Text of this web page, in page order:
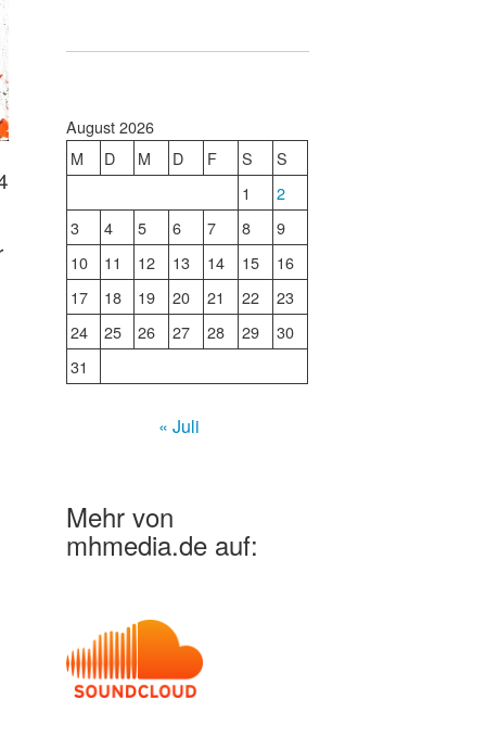
August 2026
M
D M D F S
S
1
2
3
4 5 6 7 8
9
10
11 12 13 14 15
16
17
18 19 20 21 22
23
24
25 26 27 28 29
30
31
« Juli
Mehr von
mhmedia.de auf: